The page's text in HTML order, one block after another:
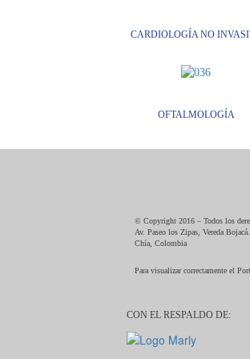
CARDIOLOGÍA NO
OFTALMOLOGÍA
© Copyright 2016 – Todos los
Av. Paseo los Zipas, Vereda
Chía, Colombia
Para visualizar correctamente el
CON EL RESPALDO DE: